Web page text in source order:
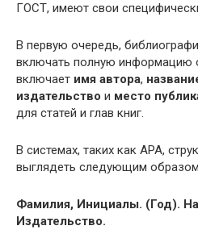
ГОСТ, имеют свои
В первую очередь,
включать полную информацию
включает имя автора,
издательство и место
для статей и глав книг.
В системах, таких как APA,
выглядеть следующим
Фамилия, Инициалы. (Год).
Издательство.